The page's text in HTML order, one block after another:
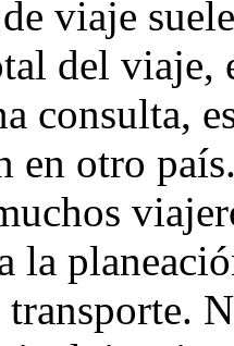
viaje
del viaje,
consulta,
en otro
la
transporte.